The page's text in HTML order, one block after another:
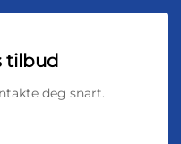
tilbud
deg snart.